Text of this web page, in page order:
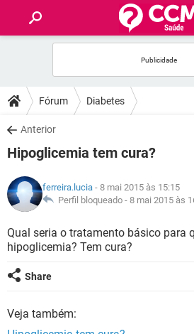
FÓRUM
SAÚDE
FAMÍLIA
NUTRIÇÃO
BEM-ESTAR
SEXUALIDADE
GLOSSÁRIO
Fórum Diabetes
Anterior
Hipoglicemia tem cura?
ferreira.lucia - 8 mai 2015 às 15:15
Perfil bloqueado - 8 mai 2015 às
Qual seria o tratamento básico para
hipoglicemia? Tem cura?
Share
Veja também: